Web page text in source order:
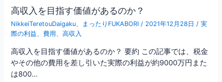
高収入を目指す価値があるのか？
NikkeiTeretouDaigaku、 まったりFUKABORI / 2021年12月28日 /実
際の利益、費用 、高収入
高収入を目指す価値があるのか？ 要約 この記事では、税金
やその他の費用を差し引いた実際の利益が約9000万円また
は800…